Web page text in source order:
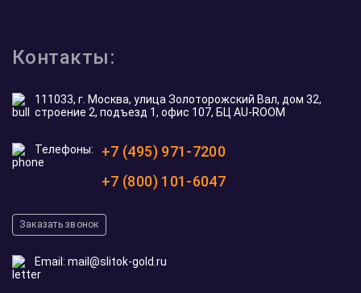
Контакты:
111033, г. Москва, улица Золоторожский Вал, дом 32,
строение 2, подъезд 1, офис 107, БЦ AU-ROOM
Телефоны:
+7 (495) 971-7200
+7 (800) 101-6047
Заказать звонок
Email: mail@slitok-gold.ru